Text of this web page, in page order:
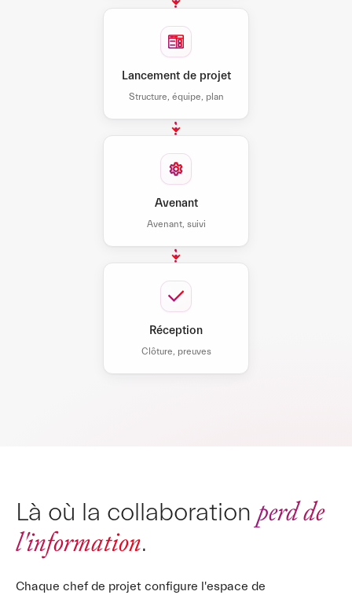
Lancement de projet
Structure, équipe, plan
Avenant
Avenant, suivi
Réception
Clôture, preuves
Là où la collaboration perd de
l'information.
Chaque chef de projet configure l'espace de